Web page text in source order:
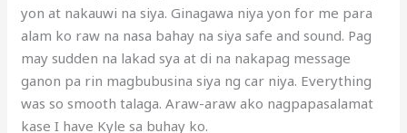
yon at nakauwi na siya. Ginagawa niya yon for me para
alam ko raw na nasa bahay na siya safe and sound. Pag
may sudden na lakad sya at di na nakapag message
ganon pa rin magbubusina siya ng car niya. Everything
was so smooth talaga. Araw-araw ako nagpapasalamat
kase I have Kyle sa buhay ko.